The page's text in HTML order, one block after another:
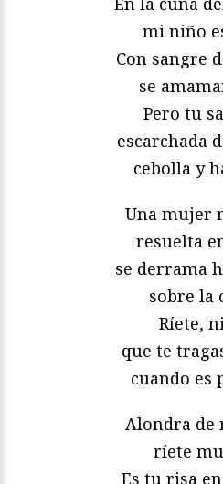
mi niño
Con sangre
se
Pero tu
escarchada
cebolla y
Una mujer
resuelta
se derrama
sobre la
Ríete,
que te
cuando es
Alondra de
ríete
Es tu risa